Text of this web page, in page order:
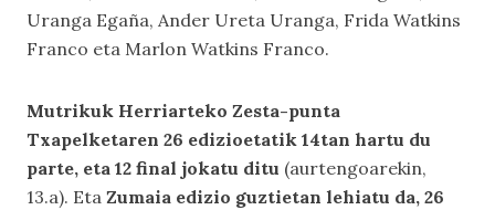
Uranga Egaña, Ander Ureta Uranga, Frida Watkins
Franco eta Marlon Watkins Franco.
Mutrikuk Herriarteko Zesta-punta
Txapelketaren 26 edizioetatik 14tan hartu du
parte, eta 12 final jokatu ditu (aurtengoarekin,
13.a). Eta Zumaia edizio guztietan lehiatu da, 26